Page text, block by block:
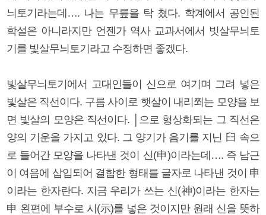
늬토기라는데…. 나는 무릎을 탁 쳤다. 학계에서 공인된
학설은 아니라지만 언젠가 역사 교과서에서 빗살무늬토
기를 빛살무늬토기라고 수정하면 좋겠다.
빛살무늬토기에서 고대인들이 신으로 여기며 그려 넣은
빛살은 직선이다. 구름 사이로 햇살이 내리쬐는 모양을 보
면 빛살의 모양은 직선이다. │으로 형상화되는 그 직선은
양의 기운을 가지고 있다. 그 양기가 음기를 지닌 臼 속으
로 들어간 모양을 나타낸 것이 신(申)이라는데…. 즉 남근
이 여음에 삽입되어 결합한 형태를 글자로 나타낸 것이 申
이라는 한자란다. 지금 우리가 쓰는 신(神)이라는 한자는
申 왼편에 부수로 시(示)를 넣은 것이지만 원래 신을 뜻하